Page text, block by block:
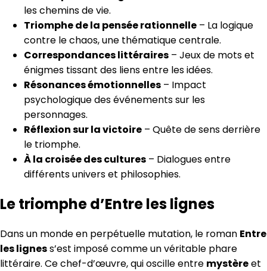
les chemins de vie.
Triomphe de la pensée rationnelle – La logique
contre le chaos, une thématique centrale.
Correspondances littéraires – Jeux de mots et
énigmes tissant des liens entre les idées.
Résonances émotionnelles – Impact
psychologique des événements sur les
personnages.
Réflexion sur la victoire – Quête de sens derrière
le triomphe.
À la croisée des cultures – Dialogues entre
différents univers et philosophies.
Le triomphe d’Entre les lignes
Dans un monde en perpétuelle mutation, le roman Entre
les ligness’est imposé comme un véritable phare
littéraire. Ce chef-d’œuvre, qui oscille entre mystèreet